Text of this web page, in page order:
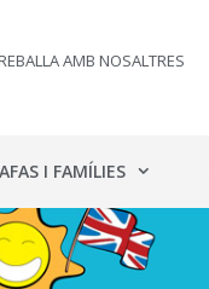
AMB NOSALTRES
I FAMÍLIES